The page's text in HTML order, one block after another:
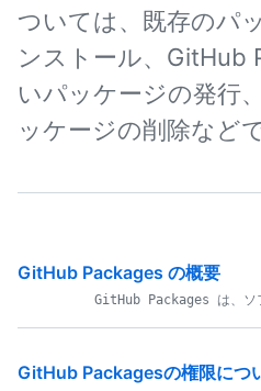
ついては、既存のパ
ンストール、GitHub
いパッケージの発行
ッケージの削除などで
GitHub Packages の概要
GitHub Packagesの権限につ